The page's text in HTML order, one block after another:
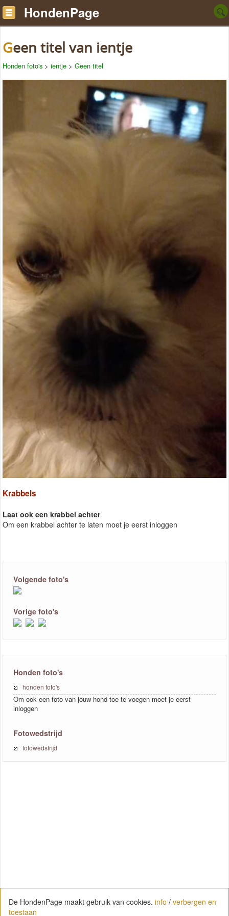
HondenPage
Geen titel van ientje
Honden foto's > ientje > Geen titel
Krabbels
Laat ook een krabbel achter
Om een krabbel achter te laten moet je eerst inloggen
Volgende foto's
Vorige foto's
Honden foto's
honden foto's
Om ook een foto van jouw hond toe te voegen moet je eerst
inloggen
Fotowedstrijd
fotowedstrijd
De HondenPage maakt gebruik van cookies. info / verbergen en
toestaan